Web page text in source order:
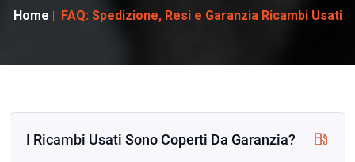
Home FAQ: Spedizione, Resi e Garanzia Ricambi Usati
I Ricambi Usati Sono Coperti Da Garanzia?